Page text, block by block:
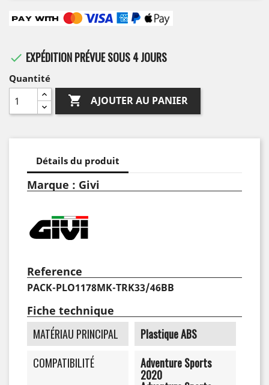
 EXPÉDITION PRÉVUE SOUS 4 JOURS
Quantité
 AJOUTER AU PANIER
Détails du produit
Marque : Givi
Reference
PACK-PLO1178MK-TRK33/46BB
Fiche technique
MATÉRIAU PRINCIPAL
Plastique ABS
COMPATIBILITÉ
Adventure Sports
2020